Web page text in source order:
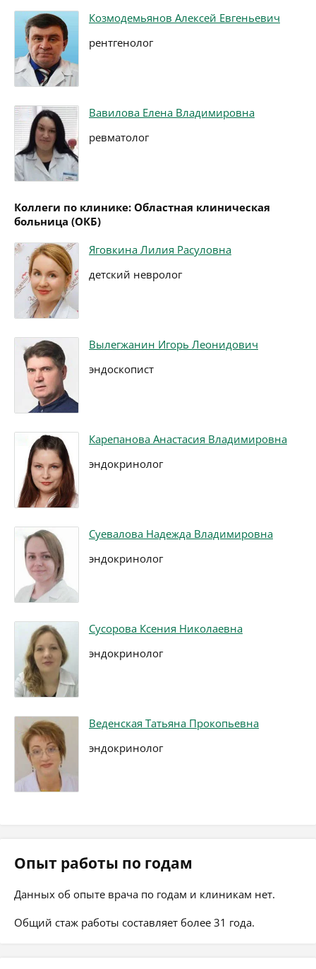
Козмодемьянов Алексей Евгеньевич
рентгенолог
Вавилова Елена Владимировна
ревматолог
Коллеги по клинике: Областная клиническая
больница (ОКБ)
Яговкина Лилия Расуловна
детский невролог
Вылегжанин Игорь Леонидович
эндоскопист
Карепанова Анастасия Владимировна
эндокринолог
Суевалова Надежда Владимировна
эндокринолог
Сусорова Ксения Николаевна
эндокринолог
Веденская Татьяна Прокопьевна
эндокринолог
Опыт работы по годам
Данных об опыте врача по годам и клиникам нет.
Общий стаж работы составляет более 31 года.